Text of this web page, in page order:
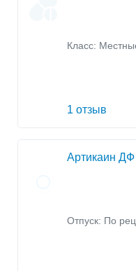
Класс:
1 отзыв
Артикаин ДФ
Отпуск: По